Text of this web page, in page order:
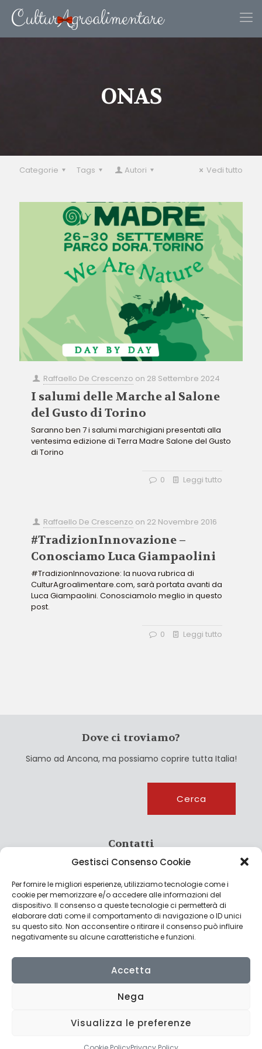
Gestisci Consenso Cookie
Per fornire le migliori esperienze, utilizziamo tecnologie come i
cookie per memorizzare e/o accedere alle informazioni del
dispositivo. Il consenso a queste tecnologie ci permetterà di
elaborare dati come il comportamento di navigazione o ID unici
su questo sito. Non acconsentire o ritirare il consenso può influire
negativamente su alcune caratteristiche e funzioni.
Accetta
Nega
Visualizza le preferenze
ONAS
Categorie Tags Autori Vedi tutto
Raffaello De Crescenzo on 28 Settembre 2024
I salumi delle Marche al Salone
del Gusto di Torino
Saranno ben 7 i salumi marchigiani presentati alla
ventesima edizione di Terra Madre Salone del Gusto
di Torino
0 Leggi tutto
Raffaello De Crescenzo on 22 Novembre 2016
#TradizionInnovazione –
Conosciamo Luca Giampaolini
#TradizionInnovazione: la nuova rubrica di
CulturAgroalimentare.com, sarà portata avanti da
Luca Giampaolini. Conosciamolo meglio in questo
post.
0 Leggi tutto
Dove ci troviamo?
Siamo ad Ancona, ma possiamo coprire tutta Italia!
Cerca
Contatti
info@culturagroalimentare.com
Note legali
Privacy Policy
© 2022 CulturAgroalimentare di Raffaello De Crescenzo - P.IVA